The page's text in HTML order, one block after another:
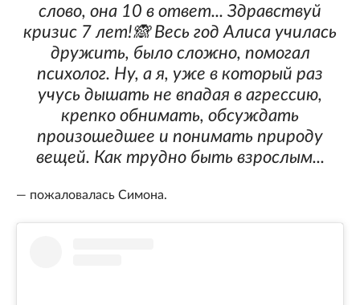
слово, она 10 в ответ... Здравствуй
кризис 7 лет!🙈 Весь год Алиса училась
дружить, было сложно, помогал
психолог. Ну, а я, уже в который раз
учусь дышать не впадая в агрессию,
крепко обнимать, обсуждать
произошедшее и понимать природу
вещей. Как трудно быть взрослым...
— пожаловалась Симона.